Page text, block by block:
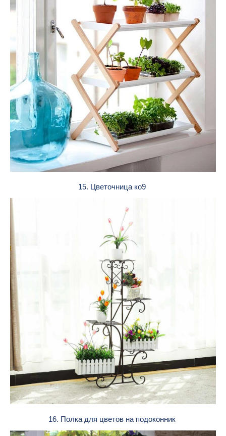
15. Цветочница ко9
16. Полка для цветов на подоконник